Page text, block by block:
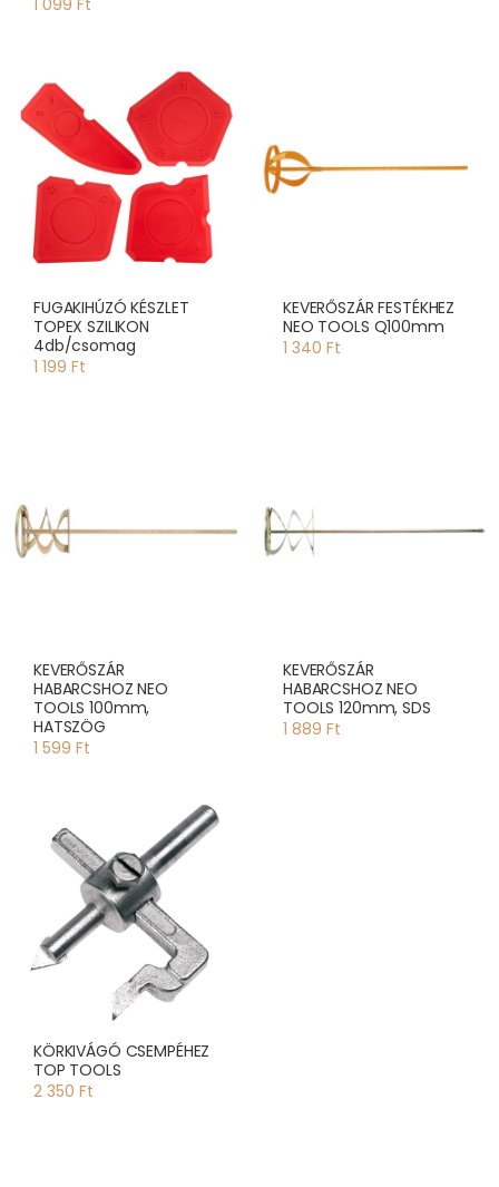
1 099 Ft
FUGAKIHÚZÓ KÉSZLET
TOPEX SZILIKON
4db/csomag
1 199 Ft
KEVERŐSZÁR FESTÉKHEZ
NEO TOOLS Q100mm
1 340 Ft
KEVERŐSZÁR
HABARCSHOZ NEO
TOOLS 100mm,
HATSZÖG
1 599 Ft
KEVERŐSZÁR
HABARCSHOZ NEO
TOOLS 120mm, SDS
1 889 Ft
KÖRKIVÁGÓ CSEMPÉHEZ
TOP TOOLS
2 350 Ft